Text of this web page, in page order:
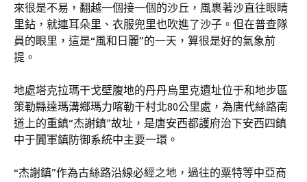
來很是不易，翻越一個接一個的沙丘，風裹著沙直往眼睛
里鉆，就連耳朵里、衣服兜里也吹進了沙子。但在普查隊
員的眼里，這是“風和日麗”的一天，算很是好的氣象前
提。
地處塔克拉瑪干戈壁腹地的丹丹烏里克遺址位于和地步區
策勒縣達瑪溝鄉瑪力喀勒干村北80公里處，為唐代絲路南
道上的重鎮“杰謝鎮”故址，是唐安西都護府治下安西四鎮
中于闐軍鎮防御系統中主要一環。
“杰謝鎮”作為古絲路沿線必經之地，過往的粟特等中亞商